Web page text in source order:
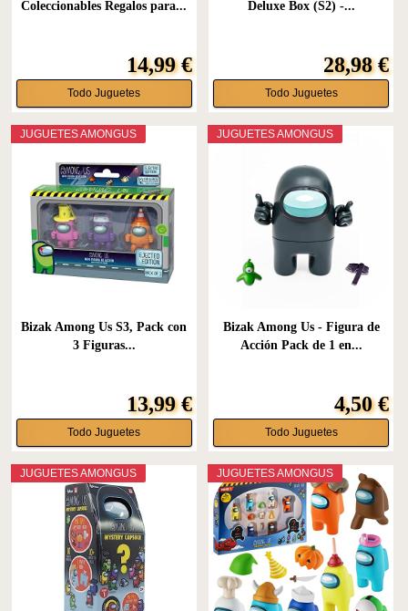
Coleccionables Regalos para...
14,99 €
Todo Juguetes
Deluxe Box (S2) -...
28,98 €
Todo Juguetes
JUGUETES AMONGUS
Bizak Among Us S3, Pack con
3 Figuras...
13,99 €
Todo Juguetes
JUGUETES AMONGUS
Bizak Among Us - Figura de
Acción Pack de 1 en...
4,50 €
Todo Juguetes
JUGUETES AMONGUS JUGUETES AMONGUS